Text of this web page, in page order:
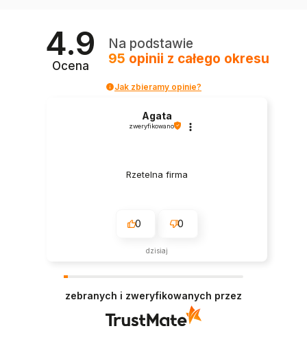
4.9
Ocena
Na podstawie
95 opinii z całego okresu
Jak zbieramy opinie?
Agata
zweryfikowano
Rzetelna firma
0 0
dzisiaj
zebranych i zweryfikowanych przez